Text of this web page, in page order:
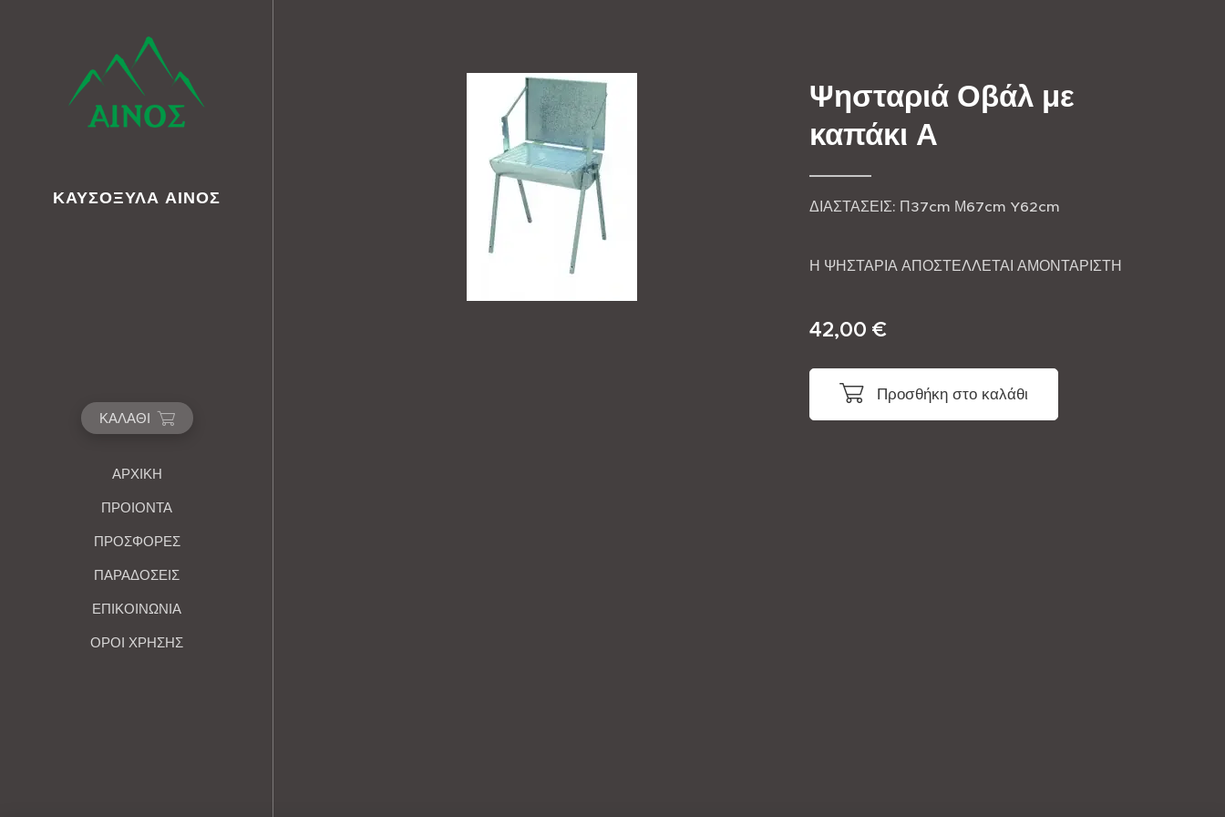
ΚΑΥΣΟΞΥΛΑ ΑΙΝΟΣ
ΚΑΛΆΘΙ
ΑΡΧΙΚΉ
ΠΡΟΙΟΝΤΑ
ΠΡΟΣΦΟΡΕΣ
ΠΑΡΑΔΟΣΕΙΣ
ΕΠΙΚΟΙΝΩΝΙΑ
ΌΡΟΙ ΧΡΉΣΗΣ
Ψησταριά Οβάλ με
καπάκι Α
ΔΙΑΣΤΑΣΕΙΣ: Π37cm Μ67cm Y62cm
Η ΨΗΣΤΑΡΙΑ ΑΠΟΣΤΕΛΛΕΤΑΙ ΑΜΟΝΤΑΡΙΣΤΗ
42,00 €
Προσθήκη στο καλάθι